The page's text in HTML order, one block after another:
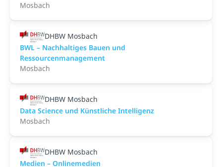
Mosbach
DHBW Mosbach
BWL – Nachhaltiges Bauen und
Ressourcenmanagement
Mosbach
DHBW Mosbach
Data Science und Künstliche Intelligenz
Mosbach
DHBW Mosbach
Medien – Onlinemedien